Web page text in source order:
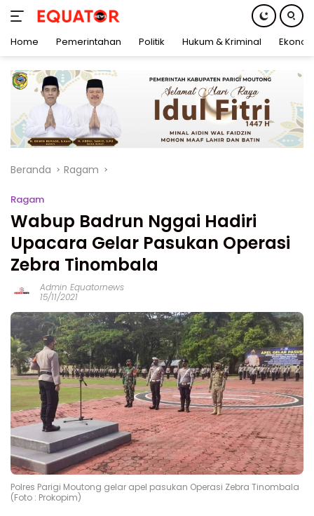
konten
Home Pemerintahan Politik Hukum & Kriminal
Beranda Ragam
Ragam
Wabup Badrun Nggai Hadiri
Upacara Gelar Pasukan Operasi
Zebra Tinombala
Admin Equatornews
15/11/2021
Polres Parigi Moutong gelar apel pasukan Operasi Zebra Tinombala
(Foto : Prokopim)